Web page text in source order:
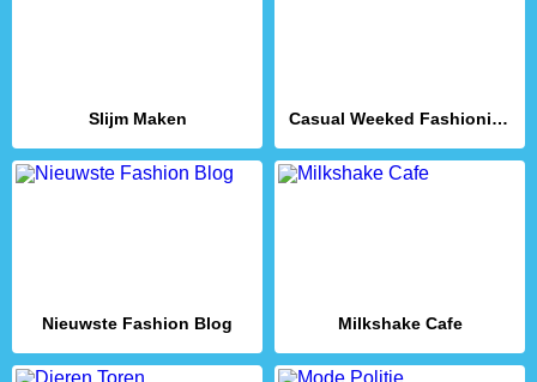
Slijm Maken Casual Weeked Fashionistas
Nieuwste Fashion Blog Milkshake Cafe